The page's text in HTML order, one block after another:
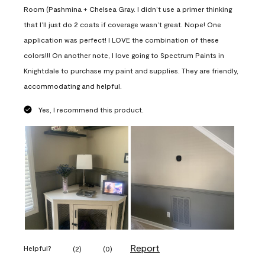
Room (Pashmina + Chelsea Gray. I didn’t use a primer thinking
that I’ll just do 2 coats if coverage wasn’t great. Nope! One
application was perfect! I LOVE the combination of these
colors!!! On another note, I love going to Spectrum Paints in
Knightdale to purchase my paint and supplies. They are friendly,
accommodating and helpful.
Yes, I recommend this product.
Helpful? (2) (0) Report